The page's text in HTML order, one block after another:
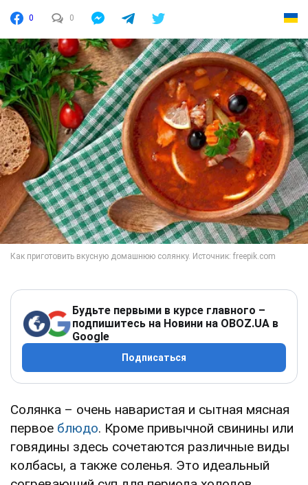
0 0
Будьте первыми в курсе главного –
подпишитесь на Новини на OBOZ.UA в
Google
Подписаться
Солянка – очень наваристая и сытная мясная
первое блюдо. Кроме привычной свинины или
говядины здесь сочетаются различные виды
колбасы, а также соленья. Это идеальный